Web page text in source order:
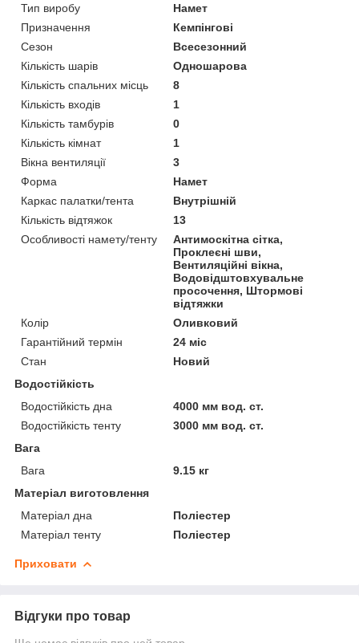
Тип виробу
Намет
Призначення
Кемпінгові
Сезон
Всесезонний
Кількість шарів
Одношарова
Кількість спальних місць
8
Кількість входів
1
Кількість тамбурів
0
Кількість кімнат
1
Вікна вентиляції
3
Форма
Намет
Каркас палатки/тента
Внутрішній
Кількість відтяжок
13
Особливості намету/тенту
Антимоскітна сітка,
Проклеєні шви,
Вентиляційні вікна,
Водовідштовхувальне
просочення, Штормові
відтяжки
Колір
Оливковий
Гарантійний термін
24 міс
Стан
Новий
Водостійкість
Водостійкість дна
4000 мм вод. ст.
Водостійкість тенту
3000 мм вод. ст.
Вага
Вага
9.15 кг
Матеріал виготовлення
Матеріал дна
Поліестер
Матеріал тенту
Поліестер
Приховати
Відгуки про товар